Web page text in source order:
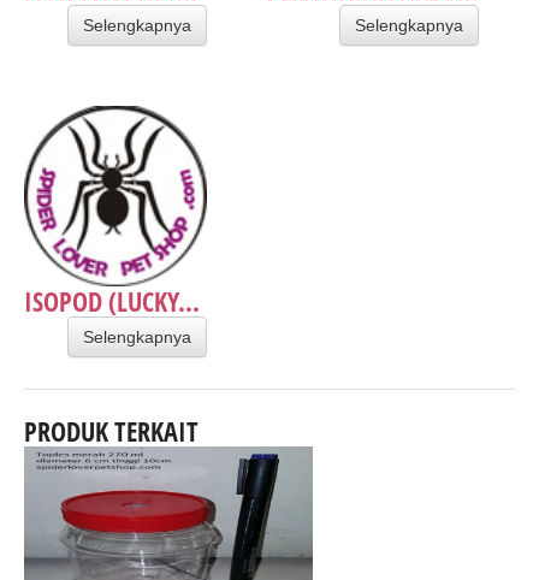
Selengkapnya Selengkapnya
ISOPOD (LUCKY...
Selengkapnya
PRODUK TERKAIT